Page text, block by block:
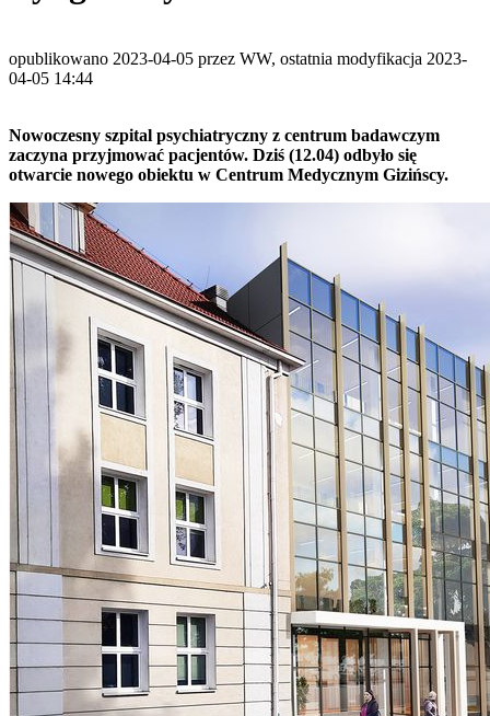
opublikowano 2023-04-05 przez WW, ostatnia modyfikacja 2023-
04-05 14:44
Nowoczesny szpital psychiatryczny z centrum badawczym
zaczyna przyjmować pacjentów. Dziś (12.04) odbyło się
otwarcie nowego obiektu w Centrum Medycznym Gizińscy.